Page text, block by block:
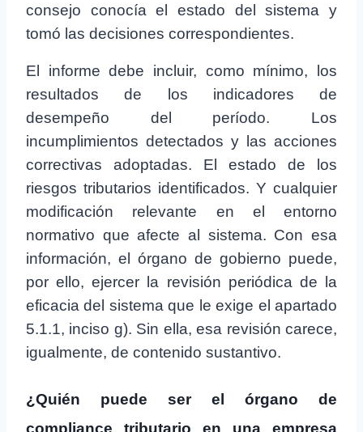
consejo conocía el estado del sistema y
tomó las decisiones correspondientes.
El informe debe incluir, como mínimo, los
resultados de los indicadores de
desempeño del período. Los
incumplimientos detectados y las acciones
correctivas adoptadas. El estado de los
riesgos tributarios identificados. Y cualquier
modificación relevante en el entorno
normativo que afecte al sistema. Con esa
información, el órgano de gobierno puede,
por ello, ejercer la revisión periódica de la
eficacia del sistema que le exige el apartado
5.1.1, inciso g). Sin ella, esa revisión carece,
igualmente, de contenido sustantivo.
¿Quién puede ser el órgano de
compliance tributario en una empresa